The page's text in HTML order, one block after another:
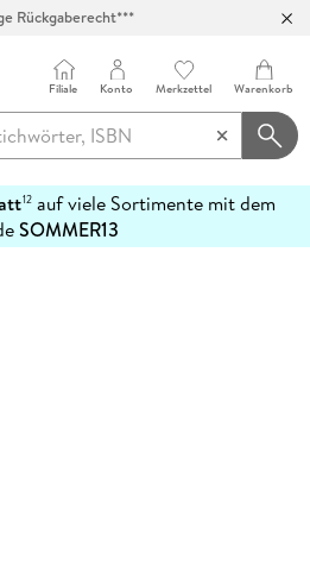
Rückgaberecht***
Filiale Konto Merkzettel Warenkorb
12auf viele Sortimente mit dem
SOMMER13